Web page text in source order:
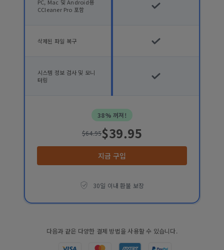
PC, Mac 및 Android용
CCleaner Pro 포함
삭제된 파일 복구
시스템 정보 검사 및 모니
터링
38% 꺼져!
$64.95$39.95
지금 구입
30일 이내 환불 보장
다음과 같은 다양한 결제 방법을 사용할 수 있습니다.